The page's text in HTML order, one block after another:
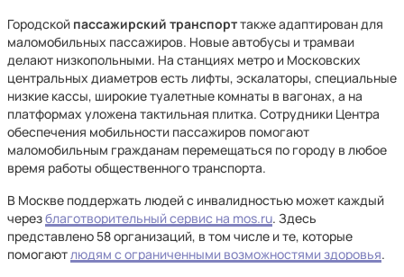
Городской пассажирский транспорттакже адаптирован для
маломобильных пассажиров. Новые автобусы и трамваи
делают низкопольными. На станциях метро и Московских
центральных диаметров есть лифты, эскалаторы, специальные
низкие кассы, широкие туалетные комнаты в вагонах, а на
платформах уложена тактильная плитка. Сотрудники Центра
обеспечения мобильности пассажиров помогают
маломобильным гражданам перемещаться по городу в любое
время работы общественного транспорта.
В Москве поддержать людей с инвалидностью может каждый
черезблаготворительный сервис на mos.ru. Здесь
представлено 58 организаций, в том числе и те, которые
помогаютлюдям с ограниченными возможностями здоровья.